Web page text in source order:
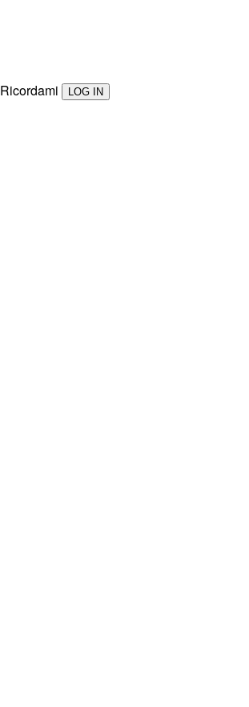
Ricordami